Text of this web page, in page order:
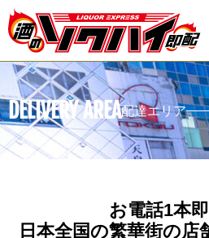
DELIVERY AREA配達エリア
お電話1本
日本全国の繁華街の